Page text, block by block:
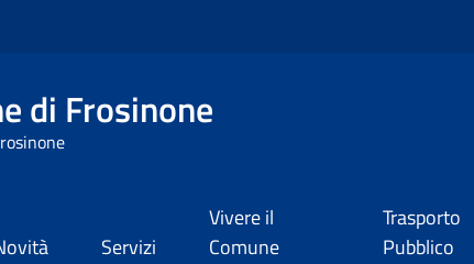
di Frosinone
Servizi
Vivere il
Comune
Trasporto
Pubblico